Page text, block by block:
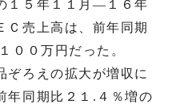
１５年１１月―１６年
Ｃ売上高は、前年同期
００万円だった。
ろえの拡大が増収に
年同期比２１.４％増の